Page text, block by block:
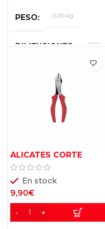
PESO 0,00 kg
DIMENSIONES
0,00
0,00
ALICATES CORTE
DIAGONAL 7″ BASICO
KRT603004
En stock
9,90€